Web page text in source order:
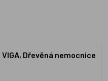
VIGA, Dřevěná nemocnice